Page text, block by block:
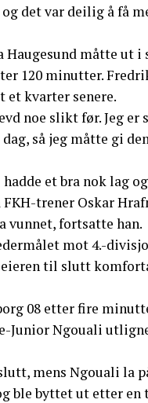
det var deilig å få
Haugesund måtte ut
120 minutter.
kvarter senere.
noe slikt før. Jeg er
så jeg måtte gi
et bra nok lag
trener Oskar
vunnet, fortsatte han.
mot 4.-
til slutt
08 etter fire
Junior Ngouali
mens Ngouali la
ble byttet ut etter